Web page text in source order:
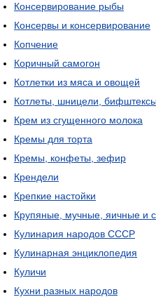
Консервирование рыбы
Консервы и консервирование
Копчение
Коричный самогон
Котлетки из мяса и овощей
Котлеты, шницели,
Крем из сгущенного молока
Кремы для торта
Кремы, конфеты, зефир
Крендели
Крепкие настойки
Крупяные, мучные, яичные и
Кулинария народов СССР
Кулинарная энциклопедия
Куличи
Кухни разных народов